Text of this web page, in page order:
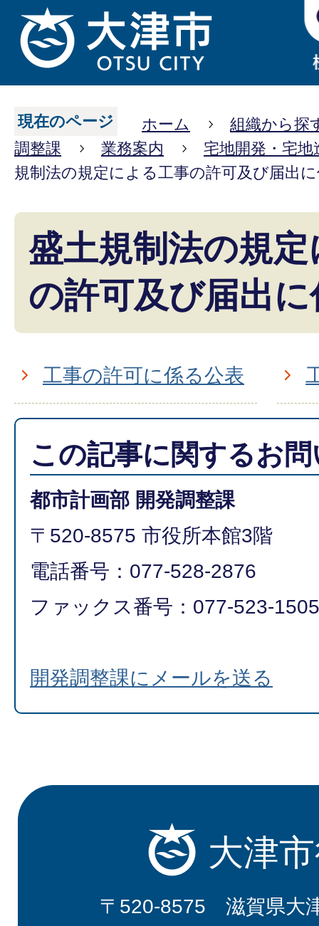
現在のページ ホーム
組織から探
調整課
業務案内
宅地開発・宅地
規制法の規定による工事の許可及び届出
盛土規制法の規
の許可及び届出
工事の許可に係る公表
この記事に関するお
都市計画部 開発調整課
〒520-8575 市役所本館3階
電話番号：077-528-2876
ファックス番号：077-523-1505
開発調整課にメールを送る
大津
〒520-8575 滋賀県大